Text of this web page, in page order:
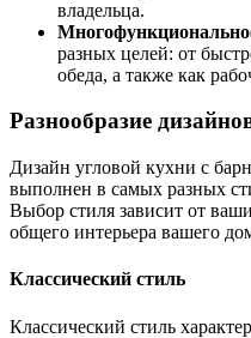
владельца.
разных целей: от
обеда, а также как
Разнообразие
Дизайн угловой кухни с
выполнен в самых разных
Выбор стиля зависит от
общего интерьера вашего
Классический стиль
Классический стиль